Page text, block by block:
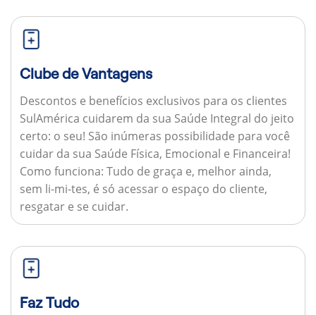
Clube de Vantagens
Descontos e benefícios exclusivos para os clientes
SulAmérica cuidarem da sua Saúde Integral do jeito
certo: o seu! São inúmeras possibilidade para você
cuidar da sua Saúde Física, Emocional e Financeira!
Como funciona: Tudo de graça e, melhor ainda,
sem li-mi-tes, é só acessar o espaço do cliente,
resgatar e se cuidar.
Faz Tudo